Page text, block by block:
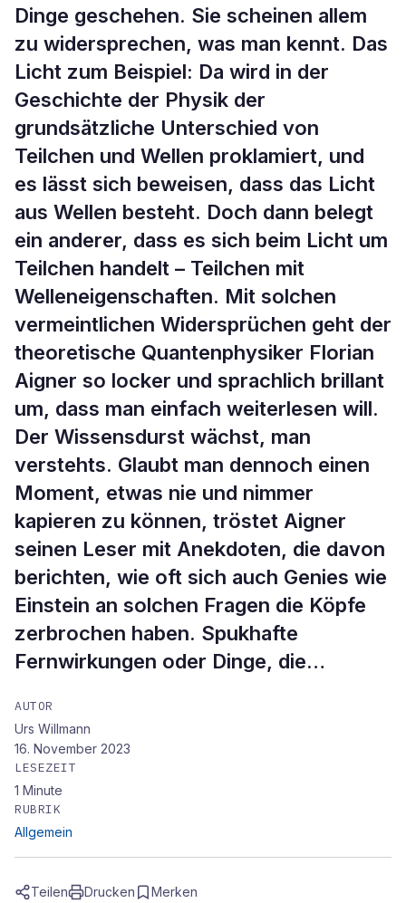
Dinge geschehen. Sie scheinen allem
zu widersprechen, was man kennt. Das
Licht zum Beispiel: Da wird in der
Geschichte der Physik der
grundsätzliche Unterschied von
Teilchen und Wellen proklamiert, und
es lässt sich beweisen, dass das Licht
aus Wellen besteht. Doch dann belegt
ein anderer, dass es sich beim Licht um
Teilchen handelt – Teilchen mit
Welleneigenschaften. Mit solchen
vermeintlichen Widersprüchen geht der
theoretische Quantenphysiker Florian
Aigner so locker und sprachlich brillant
um, dass man einfach weiterlesen will.
Der Wissensdurst wächst, man
verstehts. Glaubt man dennoch einen
Moment, etwas nie und nimmer
kapieren zu können, tröstet Aigner
seinen Leser mit Anekdoten, die davon
berichten, wie oft sich auch Genies wie
Einstein an solchen Fragen die Köpfe
zerbrochen haben. Spukhafte
Fernwirkungen oder Dinge, die…
AUTOR
Urs Willmann
16. November 2023
LESEZEIT
1 Minute
RUBRIK
Allgemein
Teilen Drucken Merken